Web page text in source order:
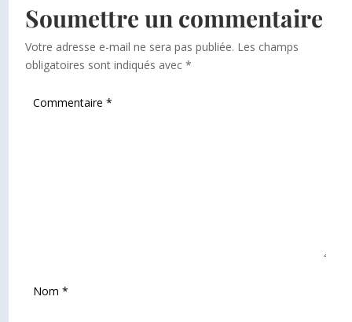
Soumettre un commentaire
Votre adresse e-mail ne sera pas publiée. Les champs
obligatoires sont indiqués avec*